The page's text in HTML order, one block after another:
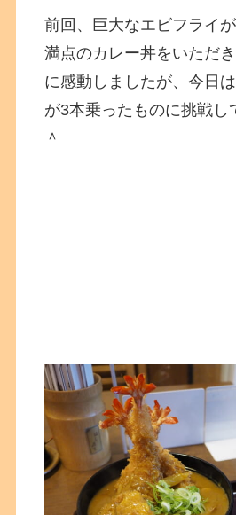
前回、巨大なエビフライ
満点のカレー丼をいただ
に感動しましたが、今日
が3本乗ったものに挑戦し
＾